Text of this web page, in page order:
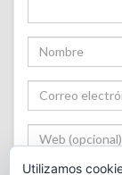
Utilizamos